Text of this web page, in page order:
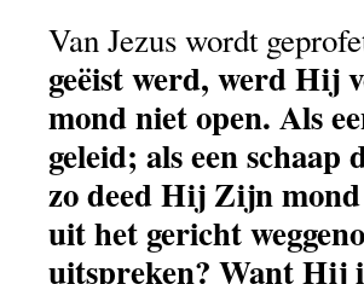
Van Jezus wordt
geëist werd, werd
mond niet open. Als
geleid; als een
zo deed Hij Zijn
uit het gericht
uitspreken? Want Hij